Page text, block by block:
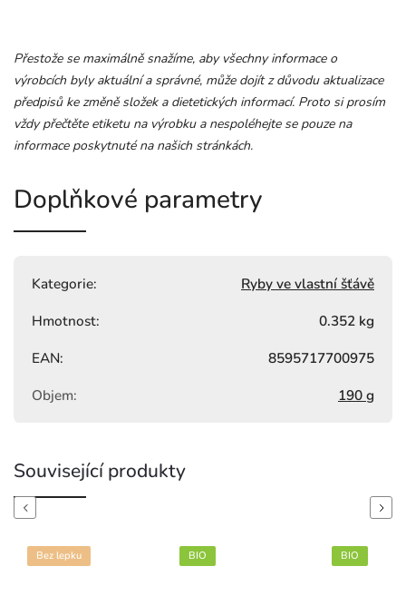
Přestože se maximálně snažíme, aby všechny informace o
výrobcích byly aktuální a správné, může dojít z důvodu aktualizace
předpisů ke změně složek a dietetických informací. Proto si prosím
vždy přečtěte etiketu na výrobku a nespoléhejte se pouze na
informace poskytnuté na našich stránkách.
Doplňkové parametry
Kategorie:
Ryby ve vlastní šťávě
Hmotnost:
0.352 kg
EAN:
8595717700975
Objem: 190 g
Související produkty
Previous
Bez lepku BIO BIO
Next